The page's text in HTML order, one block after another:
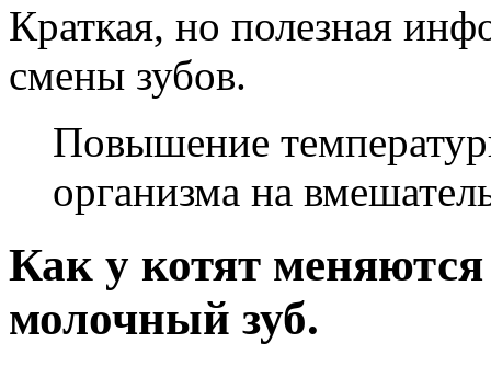
Краткая, но полезная
смены зубов.
Повышение
организма на
Как у котят
молочный зуб.